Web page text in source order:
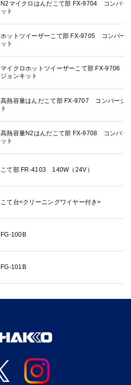
N2マイクロはんだこて部 FX-9704 コンバー
ット
ホットツイーザーこて部 FX-9705 コンバー
ット
マイクロホットツイーザーこて部 FX-9706
ジョンキット
高熱容量はんだこて部 FX-9707 コンバージ
ト
高熱容量N2はんだこて部 FX-9708 コンバー
ット
こて部 FR-4103 140W（24V）
こて台<クリーニングワイヤー付き>
FG-100B
FG-101B